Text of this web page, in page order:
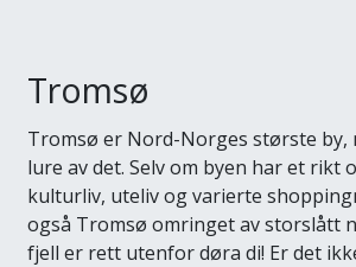
Tromsø
Tromsø er Nord-Norges største by,
lure av det. Selv om byen har et rikt
kulturliv, uteliv og varierte
også Tromsø omringet av storslått
fjell er rett utenfor døra di! Er det